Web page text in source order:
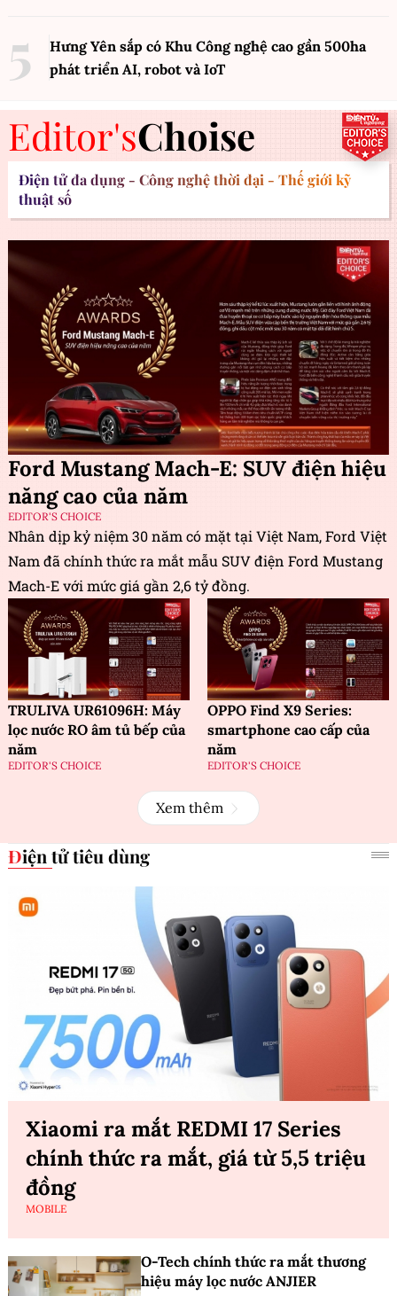
Hưng Yên sắp có Khu Công nghệ cao gần 500ha
phát triển AI, robot và IoT
Editor'sChoise
Điện tử đa dụng - Công nghệ thời đại - Thế giới kỹ
thuật số
Ford Mustang Mach-E: SUV điện hiệu
năng cao của năm
EDITOR'S CHOICE
Nhân dịp kỷ niệm 30 năm có mặt tại Việt Nam, Ford Việt
Nam đã chính thức ra mắt mẫu SUV điện Ford Mustang
Mach-E với mức giá gần 2,6 tỷ đồng.
TRULIVA UR61096H: Máy
lọc nước RO âm tủ bếp của
năm
EDITOR'S CHOICE
OPPO Find X9 Series:
smartphone cao cấp của
năm
EDITOR'S CHOICE
Xem thêm
Điện tử tiêu dùng
Xiaomi ra mắt REDMI 17 Series
chính thức ra mắt, giá từ 5,5 triệu
đồng
MOBILE
O-Tech chính thức ra mắt thương
hiệu máy lọc nước ANJIER